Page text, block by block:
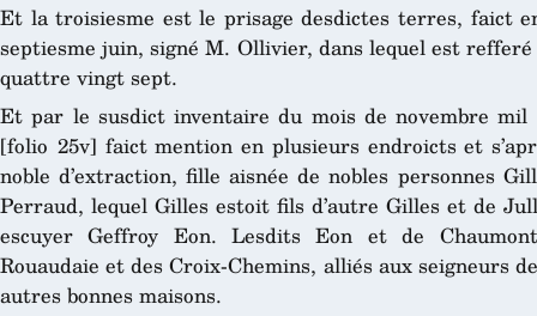
Et la troisiesme est le prisage desdictes terres, faict
septiesme juin, signé M. Ollivier, dans lequel est refferé
quattre vingt sept.
Et par le susdict inventaire du mois de novembre
[folio 25v] faict mention en plusieurs endroicts et
noble d’extraction, fille aisnée de nobles personnes
Perraud, lequel Gilles estoit fils d’autre Gilles et de
escuyer Geffroy Eon. Lesdits Eon et de
Rouaudaie et des Croix-Chemins, alliés aux seigneurs
autres bonnes maisons.